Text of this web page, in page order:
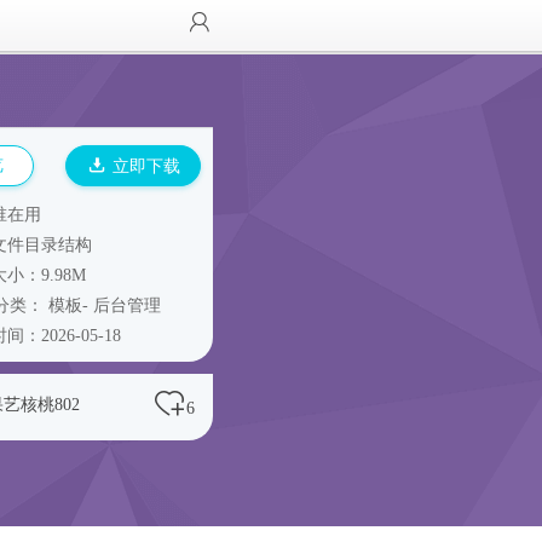
立即下载
在用
件目录结构
小：9.98M
类： 模板- 后台管理
间：2026-05-18
艺核桃802 6